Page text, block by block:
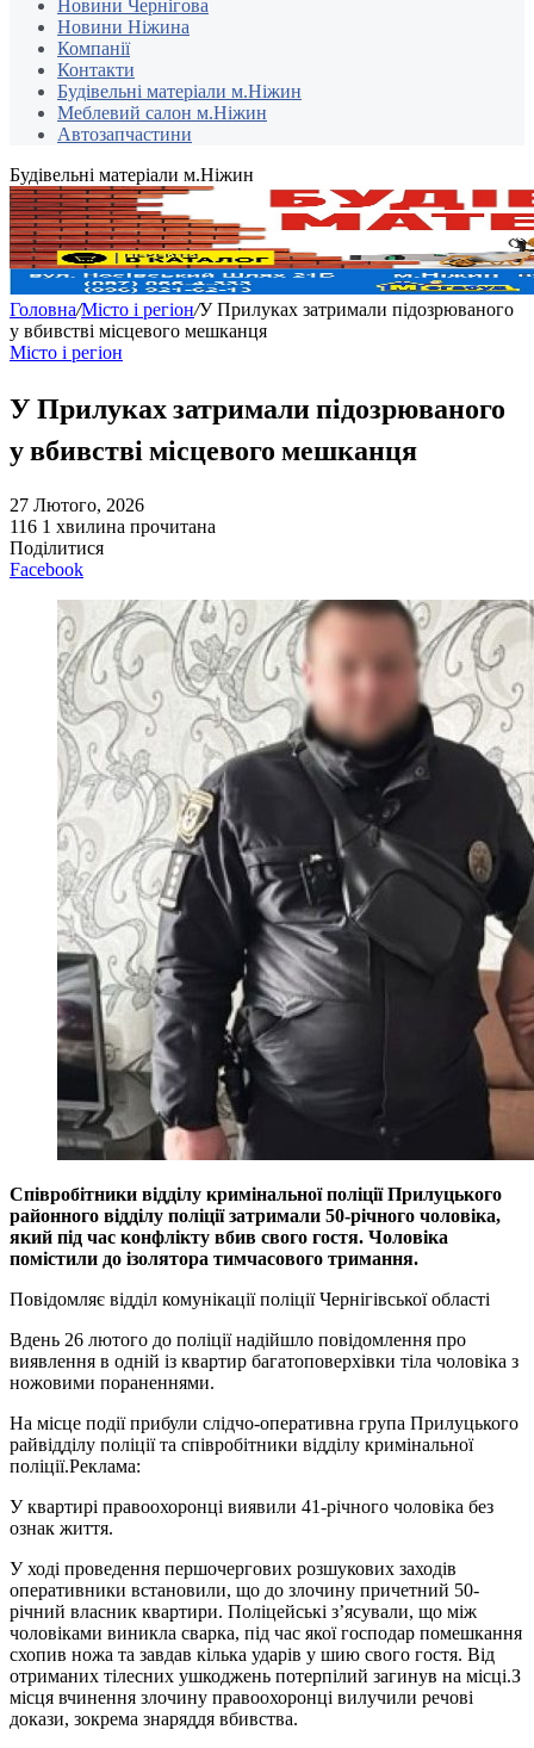
Новини Чернігова
Новини Ніжина
Компанії
Контакти
Будівельні матеріали м.Ніжин
Меблевий салон м.Ніжин
Автозапчастини
Будівельні матеріали м.Ніжин
Головна/Місто і регіон/У Прилуках затримали підозрюваного
у вбивстві місцевого мешканця
Місто і регіон
У Прилуках затримали підозрюваного
у вбивстві місцевого мешканця
27 Лютого, 2026
116 1 хвилина прочитана
Поділитися
Facebook
Співробітники відділу кримінальної поліції Прилуцького
районного відділу поліції затримали 50-річного чоловіка,
який під час конфлікту вбив свого гостя. Чоловіка
помістили до ізолятора тимчасового тримання.
Повідомляє відділ комунікації поліції Чернігівської області
Вдень 26 лютого до поліції надійшло повідомлення про
виявлення в одній із квартир багатоповерхівки тіла чоловіка з
ножовими пораненнями.
На місце події прибули слідчо-оперативна група Прилуцького
райвідділу поліції та співробітники відділу кримінальної
поліції.Реклама:
У квартирі правоохоронці виявили 41-річного чоловіка без
ознак життя.
У ході проведення першочергових розшукових заходів
оперативники встановили, що до злочину причетний 50-
річний власник квартири. Поліцейські з’ясували, що між
чоловіками виникла сварка, під час якої господар помешкання
схопив ножа та завдав кілька ударів у шию свого гостя. Від
отриманих тілесних ушкоджень потерпілий загинув на місці.З
місця вчинення злочину правоохоронці вилучили речові
докази, зокрема знаряддя вбивства.